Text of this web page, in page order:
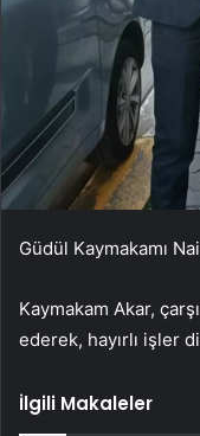
Güdül Kaymakamı
Kaymakam Akar,
ederek, hayırlı işler
İlgili Makaleler